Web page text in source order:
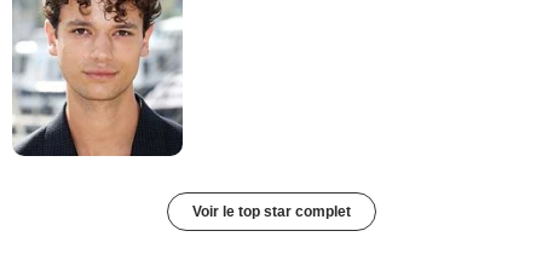
Voir le top star complet